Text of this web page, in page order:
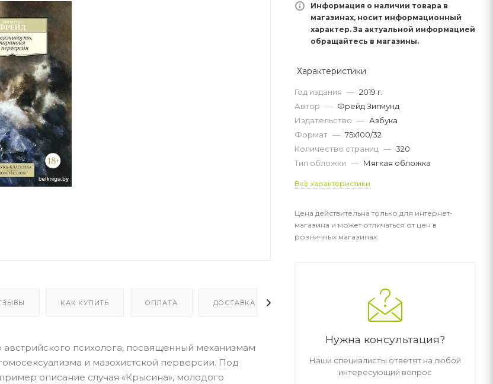
КАК КУПИТЬ ОПЛАТА ДОСТАВКА
психолога, посвященный механизмам
и мазохистской перверсии. Под
описание случая «Крысина», молодого
Информация о наличии товара в
магазинах, носит информационный
характер. За актуальной информацией
обращайтесь в магазины.
Характеристики
Год издания — 2019 г.
Автор — Фрейд Зигмунд
Издательство — Азбука
Формат — 75x100/32
Количество страниц — 320
Тип обложки — Мягкая обложка
Все характеристики
Цена действительна только для интернет-
магазина и может отличаться от цен в
розничных магазинах
Нужна консультация?
Наши специалисты ответят на любой
интересующий вопрос